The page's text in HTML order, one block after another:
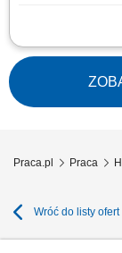
Opis stanowiska:
dystrybucyjnym,
zamówień,
różnych strefach
prostych prac
Praca.pl Praca
Wróć do listy ofert